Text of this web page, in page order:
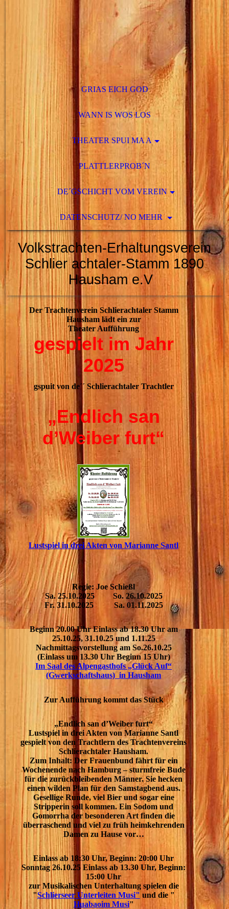
GRIAS EICH GOD
WANN IS WOS LOS
THEATER SPUI MA A
PLATTLERPROB´N
DE´GSCHICHT VOM VEREIN
DATENSCHUTZ/ NO MEHR
Volkstrachten-Erhaltungsverein
Schlier achtaler-Stamm 1890
Hausham e.V
Der Trachtenverein Schlierachtaler Stamm
Hausham lädt ein zur
Theater Aufführung
gespielt im Jahr
2025
gspuit von de´´ Schlierachtaler Trachtler
„Endlich san
d’Weiber furt“
Lustspiel in drei Akten von Marianne Santl
Regie: Joe Schießl
Sa. 25.10.2025 So. 26.10.2025
Fr. 31.10.2025 Sa. 01.11.2025
Beginn 20.00 Uhr Einlass ab 18.30 Uhr am
25.10.25, 31.10.25 und 1.11.25
Nachmittagsvorstellung am So.26.10.25
(Einlass um 13.30 Uhr Beginn 15 Uhr)
Im Saal des Alpengasthofs „Glück Auf“
(Gwerkschaftshaus) in Hausham
Zur Aufführung kommt das Stück
„Endlich san d’Weiber furt“
Lustspiel in drei Akten von Marianne Santl
gespielt von den Trachtlern des Trachtenvereins
Schlierachtaler Hausham.
Zum Inhalt: Der Frauenbund fährt für ein
Wochenende nach Hamburg – sturmfreie Bude
für die zurückbleibenden Männer. Sie hecken
einen wilden Plan für den Samstagbend aus.
Gesellige Runde, viel Bier und sogar eine
Stripperin soll kommen. Ein Sodom und
Gomorrha der besonderen Art finden die
überraschend und viel zu früh heimkehrenden
Damen zu Hause vor…
Einlass ab 18:30 Uhr, Beginn: 20:00 Uhr
Sonntag 26.10.25 Einlass ab 13.30 Uhr, Beginn:
15:00 Uhr
zur Musikalischen Unterhaltung spielen die
"Schlierseer Unterleiten Musi" und die "
Huabaoim Musi"